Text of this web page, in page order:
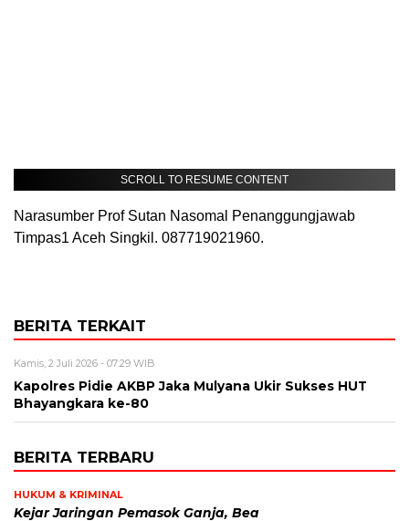
SCROLL TO RESUME CONTENT
Narasumber Prof Sutan Nasomal Penanggungjawab
Timpas1 Aceh Singkil. 087719021960.
BERITA TERKAIT
Kamis, 2 Juli 2026 - 07:29 WIB
Kapolres Pidie AKBP Jaka Mulyana Ukir Sukses HUT
Bhayangkara ke-80
BERITA TERBARU
HUKUM & KRIMINAL
Kejar Jaringan Pemasok Ganja, Bea